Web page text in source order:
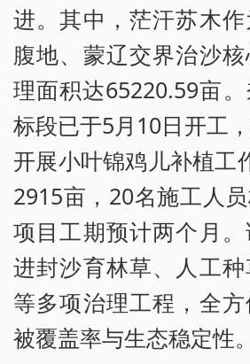
进。其中，茫汗苏木
腹地、蒙辽交界治沙
理面积达65220.59亩
标段已于5月10日开工
开展小叶锦鸡儿补植工
2915亩，20名施工人
项目工期预计两个月
进封沙育林草、人工
等多项治理工程，全
被覆盖率与生态稳定性。